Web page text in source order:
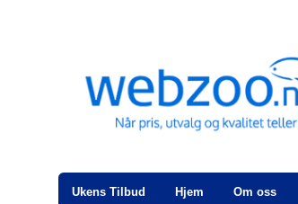
Ukens Tilbud Hjem Om oss